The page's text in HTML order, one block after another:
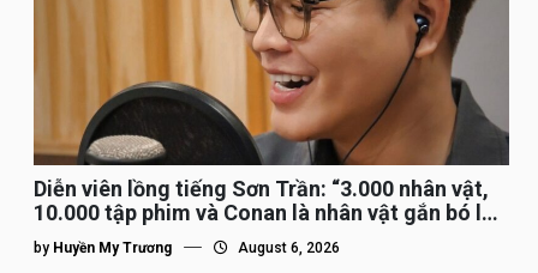
Diễn viên lồng tiếng Sơn Trần: “3.000 nhân vật,
10.000 tập phim và Conan là nhân vật gắn bó lâu
nhất”
by Huyền My Trương August 6, 2026